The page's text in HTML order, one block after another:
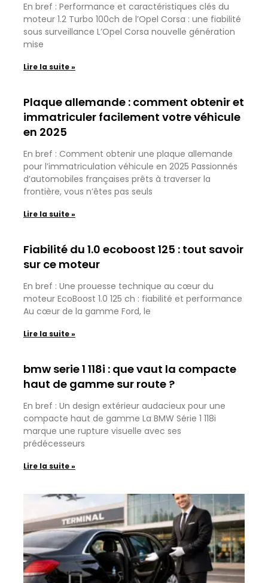
En bref : Performance et caractéristiques clés du
moteur 1.2 Turbo 100ch de l’Opel Corsa : une fiabilité
sous surveillance L’Opel Corsa nouvelle génération
mise
Lire la suite »
Plaque allemande : comment obtenir et
immatriculer facilement votre véhicule
en 2025
En bref : Comment obtenir une plaque allemande
pour l’immatriculation véhicule en 2025 Passionnés
d’automobiles françaises prêts à traverser la
frontière, vous n’êtes pas seuls
Lire la suite »
Fiabilité du 1.0 ecoboost 125 : tout savoir
sur ce moteur
En bref : Une prouesse technique au cœur du
moteur EcoBoost 1.0 125 ch : fiabilité et performance
Au cœur de la gamme Ford, le
Lire la suite »
bmw serie 1 118i : que vaut la compacte
haut de gamme sur route ?
En bref : Un design extérieur audacieux pour une
compacte haut de gamme La BMW Série 1 118i
marque une rupture visuelle avec ses
prédécesseurs
Lire la suite »